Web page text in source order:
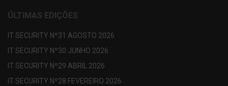
ÚLTIMAS EDIÇÕES
IT SECURITY Nº31 AGOSTO 2026
IT SECURITY Nº30 JUNHO 2026
IT SECURITY Nº29 ABRIL 2026
IT SECURITY Nº28 FEVEREIRO 2026